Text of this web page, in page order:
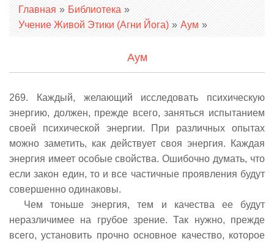
Вы здесь
Главная » Библиотека »
Учение Живой Этики (Агни Йога) » Аум »
Аум
269. Каждый, желающий исследовать психическую
энергию, должен, прежде всего, заняться испытанием
своей психической энергии. При различных опытах
можно заметить, как действует своя энергия. Каждая
энергия имеет особые свойства. Ошибочно думать, что
если закон един, то и все частичные проявления будут
совершенно одинаковы.
Чем тоньше энергия, тем и качества ее будут
неразличимее на грубое зрение. Так нужно, прежде
всего, установить прочно основное качество, которое